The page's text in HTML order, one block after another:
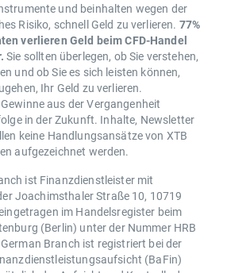
und beinhalten wegen der
Risiko, schnell Geld zu verlieren. 77%
verlieren Geld beim CFD-Handel
Sie sollten überlegen, ob Sie verstehen,
und ob Sie es sich leisten können,
Ihr Geld zu verlieren.
aus der Vergangenheit
in der Zukunft. Inhalte, Newsletter
keine Handlungsansätze von XTB
aufgezeichnet werden.
ist Finanzdienstleister mit
Joachimsthaler Straße 10, 10719
im Handelsregister beim
(Berlin) unter der Nummer HRB
Branch ist registriert bei der
(BaFin)